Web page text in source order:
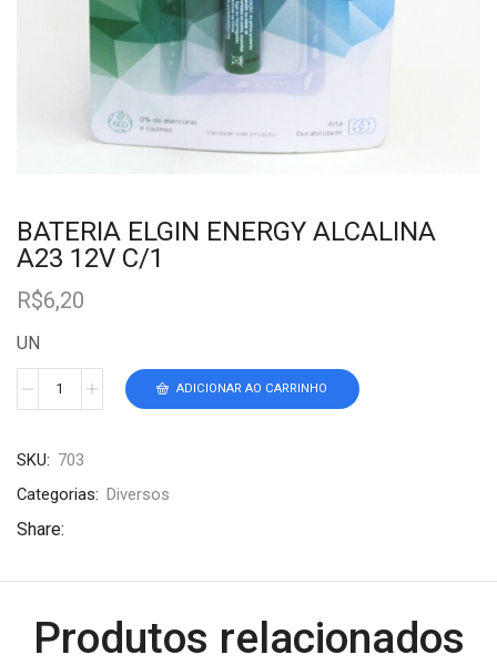
BATERIA ELGIN ENERGY ALCALINA
A23 12V C/1
R$6,20
UN
ADICIONAR AO CARRINHO
SKU: 703
Categorias: Diversos
Share:
Produtos relacionados